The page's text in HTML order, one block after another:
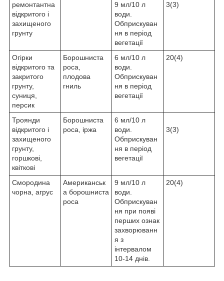
ремонтантна
відкритого і
захищеного
грунту
9 мл/10 л
води.
Обприскуван
ня в період
вегетації
3(3)
Огірки
відкритого та
закритого
грунту,
суниця,
персик
Борошниста
роса,
плодова
гниль
6 мл/10 л
води.
Обприскуван
ня в період
вегетації
20(4)
Троянди
відкритого і
захищеного
грунту,
горшкові,
квіткові
Борошниста
роса, іржа
6 мл/10 л
води.
Обприскуван
ня в період
вегетації
3(3)
Смородина
чорна, агрус
Американськ
а борошниста
роса
9 мл/10 л
води.
Обприскуван
ня при появі
перших ознак
захворюванн
я з
інтервалом
10-14 днів.
20(4)